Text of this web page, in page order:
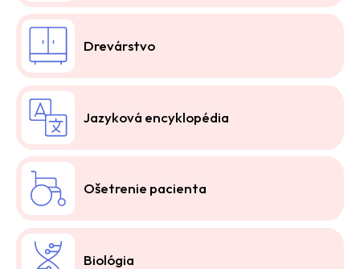
Drevárstvo
Jazyková encyklopédia
Ošetrenie pacienta
Biológia